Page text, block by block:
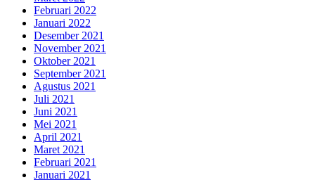
Februari 2022
Januari 2022
Desember 2021
November 2021
Oktober 2021
September 2021
Agustus 2021
Juli 2021
Juni 2021
Mei 2021
April 2021
Maret 2021
Februari 2021
Januari 2021